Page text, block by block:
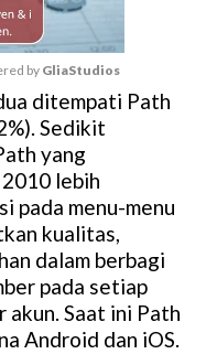
M
u
t
e
by GliaStudios
ditempati Path
Sedikit
yang
lebih
pada menu-menu
kualitas,
dalam berbagi
pada setiap
akun. Saat ini Path
Android dan iOS.